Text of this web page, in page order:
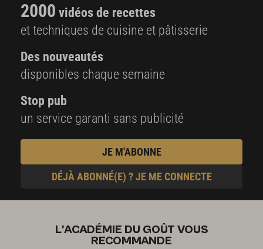
2000 vidéos de recettes
et techniques de cuisine et pâtisserie
Des nouveautés
disponibles chaque semaine
Stop pub
un service garanti sans publicité
JE M'ABONNE
DÉJÀ ABONNÉ(E) ? JE ME CONNECTE
L'ACADÉMIE DU GOÛT VOUS
RECOMMANDE